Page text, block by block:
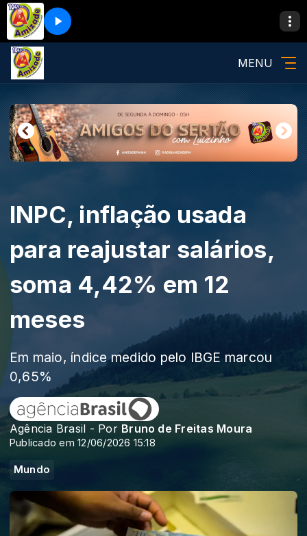
MENU
INPC, inflação usada
para reajustar salários,
soma 4,42% em 12
meses
Em maio, índice medido pelo IBGE marcou
0,65%
Agência Brasil - Por Bruno de Freitas Moura
Publicado em 12/06/2026 15:18
Mundo